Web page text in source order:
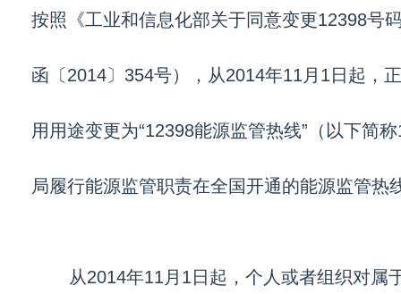
按照《工业和信息化部关于同意变更12398号
函〔2014〕354号），从2014年11月1日起，
用用途变更为“12398能源监管热线”（以下简
局履行能源监管职责在全国开通的能源监管热
从2014年11月1日起，个人或者组织对属